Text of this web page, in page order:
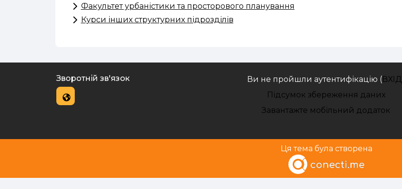
Факультет урбаністики та просторового планування
Курси інших структурних підрозділів
Зворотній зв'язок Ви не пройшли аутентифікацію (ВХІД
Підсумок збереження даних
Завантажте мобільний додаток
Ця тема була створена